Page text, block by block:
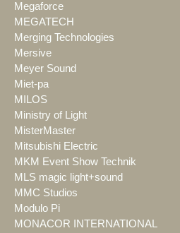
Megaforce
MEGATECH
Merging Technologies
Mersive
Meyer Sound
Miet-pa
MILOS
Ministry of Light
MisterMaster
Mitsubishi Electric
MKM Event Show Technik
MLS magic light+sound
MMC Studios
Modulo Pi
MONACOR INTERNATIONAL